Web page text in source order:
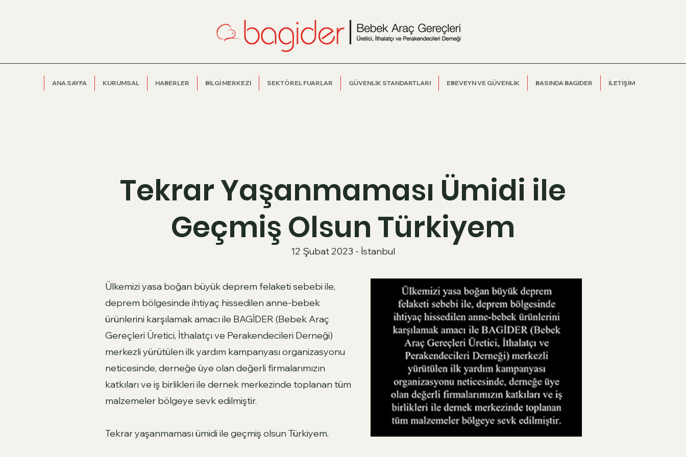
ANA SAYFA KURUMSAL HABERLER BİLGİ MERKEZİ SEKTÖREL FUARLAR GÜVENLİK STANDARTLARI EBEVEYN VE GÜVENLİK BASINDA BAGİDER İLETİŞİM
Tekrar Yaşanmaması Ümidi ile
Geçmiş Olsun Türkiyem
12 Şubat 2023 - İstanbul
Ülkemizi yasa boğan büyük deprem felaketi sebebi ile,
deprem bölgesinde ihtiyaç hissedilen anne-bebek
ürünlerini karşılamak amacı ile BAGİDER (Bebek Araç
Gereçleri Üretici, İthalatçı ve Perakendecileri Derneği)
merkezli yürütülen ilk yardım kampanyası organizasyonu
neticesinde, derneğe üye olan değerli firmalarımızın
katkıları ve iş birlikleri ile dernek merkezinde toplanan tüm
malzemeler bölgeye sevk edilmiştir.
Tekrar yaşanmaması ümidi ile geçmiş olsun Türkiyem.